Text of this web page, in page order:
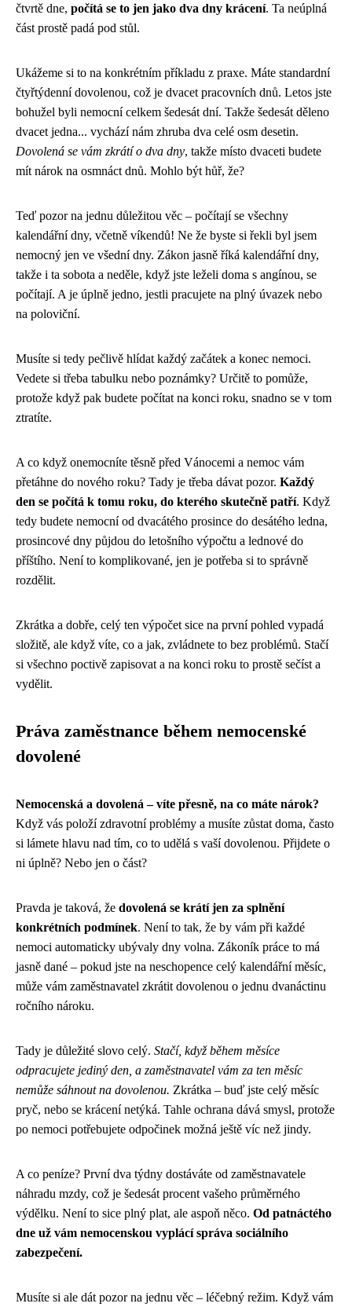
čtvrtě dne, počítá se to jen jako dva dny krácení. Ta neúplná
část prostě padá pod stůl.
Ukážeme si to na konkrétním příkladu z praxe. Máte standardní
čtyřtýdenní dovolenou, což je dvacet pracovních dnů. Letos jste
bohužel byli nemocní celkem šedesát dní. Takže šedesát děleno
dvacet jedna... vychází nám zhruba dva celé osm desetin.
Dovolená se vám zkrátí o dva dny, takže místo dvaceti budete
mít nárok na osmnáct dnů. Mohlo být hůř, že?
Teď pozor na jednu důležitou věc – počítají se všechny
kalendářní dny, včetně víkendů! Ne že byste si řekli byl jsem
nemocný jen ve všední dny. Zákon jasně říká kalendářní dny,
takže i ta sobota a neděle, když jste leželi doma s angínou, se
počítají. A je úplně jedno, jestli pracujete na plný úvazek nebo
na poloviční.
Musíte si tedy pečlivě hlídat každý začátek a konec nemoci.
Vedete si třeba tabulku nebo poznámky? Určitě to pomůže,
protože když pak budete počítat na konci roku, snadno se v tom
ztratíte.
A co když onemocníte těsně před Vánocemi a nemoc vám
přetáhne do nového roku? Tady je třeba dávat pozor. Každý
den se počítá k tomu roku, do kterého skutečně patří. Když
tedy budete nemocní od dvacátého prosince do desátého ledna,
prosincové dny půjdou do letošního výpočtu a lednové do
příštího. Není to komplikované, jen je potřeba si to správně
rozdělit.
Zkrátka a dobře, celý ten výpočet sice na první pohled vypadá
složitě, ale když víte, co a jak, zvládnete to bez problémů. Stačí
si všechno poctivě zapisovat a na konci roku to prostě sečíst a
vydělit.
Práva zaměstnance během nemocenské
dovolené
Nemocenská a dovolená – víte přesně, na co máte nárok?
Když vás položí zdravotní problémy a musíte zůstat doma, často
si lámete hlavu nad tím, co to udělá s vaší dovolenou. Přijdete o
ni úplně? Nebo jen o část?
Pravda je taková, že dovolená se krátí jen za splnění
konkrétních podmínek. Není to tak, že by vám při každé
nemoci automaticky ubývaly dny volna. Zákoník práce to má
jasně dané – pokud jste na neschopence celý kalendářní měsíc,
může vám zaměstnavatel zkrátit dovolenou o jednu dvanáctinu
ročního nároku.
Tady je důležité slovo celý. Stačí, když během měsíce
odpracujete jediný den, a zaměstnavatel vám za ten měsíc
nemůže sáhnout na dovolenou. Zkrátka – buď jste celý měsíc
pryč, nebo se krácení netýká. Tahle ochrana dává smysl, protože
po nemoci potřebujete odpočinek možná ještě víc než jindy.
A co peníze? První dva týdny dostáváte od zaměstnavatele
náhradu mzdy, což je šedesát procent vašeho průměrného
výdělku. Není to sice plný plat, ale aspoň něco. Od patnáctého
dne už vám nemocenskou vyplácí správa sociálního
zabezpečení.
Musíte si ale dát pozor na jednu věc – léčebný režim. Když vám